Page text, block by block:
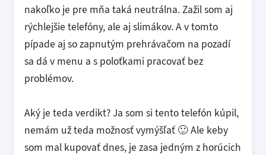
nakoľko je pre mňa taká neutrálna. Zažil som aj
rýchlejšie telefóny, ale aj slimákov. A v tomto
pípade aj so zapnutým prehrávačom na pozadí
sa dá v menu a s poloťkami pracovať bez
problémov.
Aký je teda verdikt? Ja som si tento telefón kúpil,
nemám už teda možnosť vymýšľať 🙂 Ale keby
som mal kupovať dnes, je zasa jedným z horúcich